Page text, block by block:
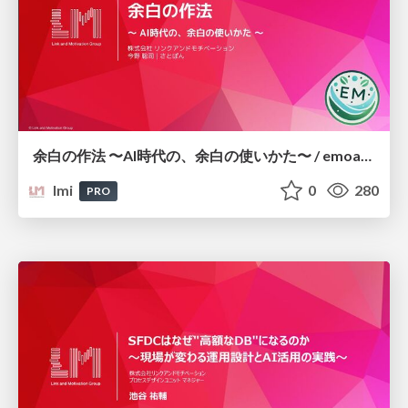
余白の作法 〜AI時代の、余白の使いかた〜 / emoasis-12-link-and-motivation
lmi
PRO 0 280